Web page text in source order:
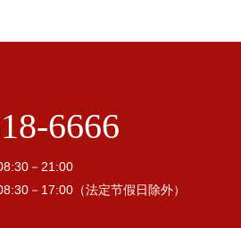
6666
－21:00
－17:00（法定节假日除外）